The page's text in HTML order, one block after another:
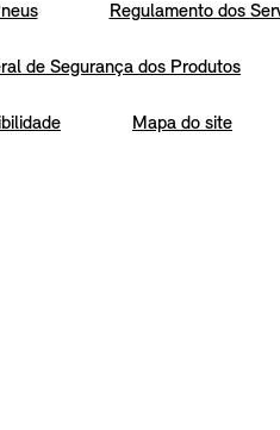
Regulamento dos
de Segurança dos Produtos
Mapa do site